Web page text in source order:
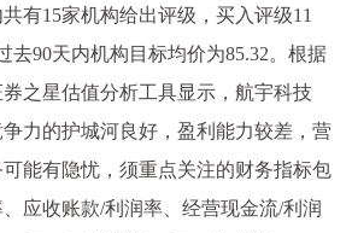
有15家机构给出评级，买入评级11
去90天内机构目标均价为85.32。根据
之星估值分析工具显示，航宇科技
争力的护城河良好，盈利能力较差，营
能有隐忧，须重点关注的财务指标包
应收账款/利润率、经营现金流/利润